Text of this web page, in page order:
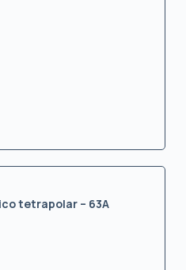
tetrapolar – 63A